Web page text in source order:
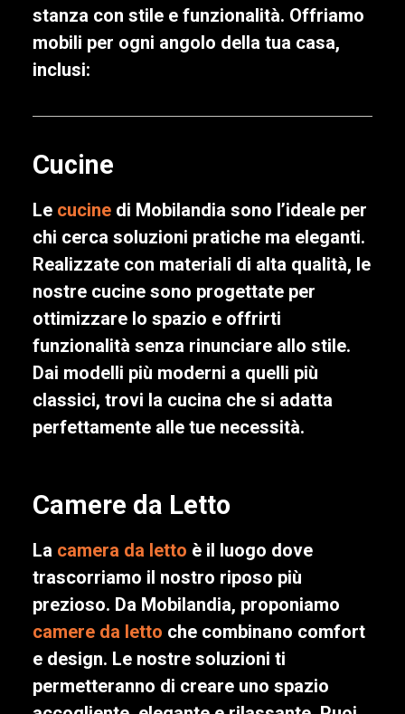
stanza con stile e funzionalità. Offriamo
mobili per ogni angolo della tua casa,
inclusi:
Cucine
Le cucine di Mobilandia sono l’ideale per
chi cerca soluzioni pratiche ma eleganti.
Realizzate con materiali di alta qualità, le
nostre cucine sono progettate per
ottimizzare lo spazio e offrirti
funzionalità senza rinunciare allo stile.
Dai modelli più moderni a quelli più
classici, trovi la cucina che si adatta
perfettamente alle tue necessità.
Camere da Letto
La camera da letto è il luogo dove
trascorriamo il nostro riposo più
prezioso. Da Mobilandia, proponiamo
camere da letto che combinano comfort
e design. Le nostre soluzioni ti
permetteranno di creare uno spazio